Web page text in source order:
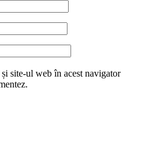
site-ul web în acest navigator